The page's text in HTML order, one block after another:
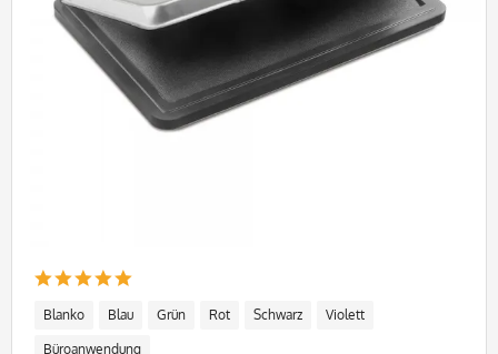
Blanko Blau Grün Rot Schwarz Violett
Büroanwendung